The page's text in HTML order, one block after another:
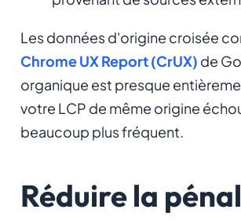
Les données d'origine croisée
Chrome UX Report (CrUX) de
organique est presque
votre LCP de même origine
beaucoup plus fréquent.
Réduire la